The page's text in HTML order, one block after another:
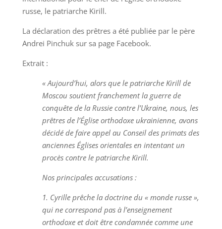
russe, le patriarche Kirill.
La déclaration des prêtres a été publiée par le père
Andrei Pinchuk sur sa page Facebook.
Extrait :
« Aujourd’hui, alors que le patriarche Kirill de
Moscou soutient franchement la guerre de
conquête de la Russie contre l’Ukraine, nous, les
prêtres de l’Église orthodoxe ukrainienne, avons
décidé de faire appel au Conseil des primats des
anciennes Églises orientales en intentant un
procès contre le patriarche Kirill.
Nos principales accusations :
1. Cyrille prêche la doctrine du « monde russe »,
qui ne correspond pas à l’enseignement
orthodoxe et doit être condamnée comme une